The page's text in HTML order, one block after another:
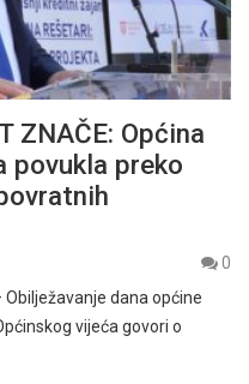
ZNAČE: Općina
povukla preko
0
Obilježavanje dana općine
vijeća govori o